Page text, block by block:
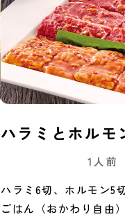
ハラミとホルモ
1人前
ハラミ6切、ホルモン5
ごはん（おかわり自由